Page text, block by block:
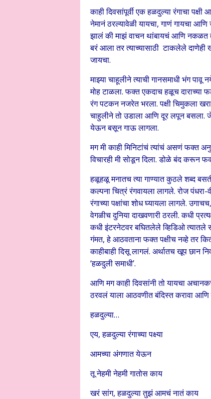
काही दिवसांपूर्वी एक हळदुल्या रंगाचा
नेमानं ठरल्यावेळी यायचा, गाणं गायचा
झालं की माझं वाचन थांबायचं आणि नकळत
बरं आला तर त्याच्यासाठी टाकलेले दाणेही
जायचा.
माझ्या चाहूलीने त्याची गानसमाधी भंग
मोह टाळला. फक्त एकदाच हळूच दाराच्या
रंग पटकन नजरेत भरला. पक्षी चिमुकला
चाहुलीने तो उडाला आणि दूर लपून बसला.
येऊन बसून गाऊ लागला.
मग मी काही मिनिटांचं त्यांचं असणं फक्त
विचारही मी सोडून दिला. डोळे बंद करून
हळूहळू मनातच त्या गाण्यात कुठले शब्द
कल्पना चित्रं रंगवायला लागले. रोज पंधरा-
रंगाच्या पक्षांचा शोध घ्यायला लागले‌.
वेगळीच दुनिया दाखवणारी ठरली. कधी
कधी इंटरनेटवर बघितलेले व्हिडिओ
गंमत, हे आठवताना फक्त पक्षीच नव्हे तर
काहीबाही दिसू लागलं. अर्थातच खूप छान
‘हळदुली समाधी’.
आणि मग काही दिवसांनी तो यायचा
ठरवलं याला आठवणीत बंदिस्त करावा
हळदुल्या…
एय, हळदुल्या रंगाच्या पक्ष्या
आमच्या अंगणात येऊन
तू नेहमी नेहमी गातोस काय
खरं सांग, हळदुल्या तुझं आमचं नातं काय